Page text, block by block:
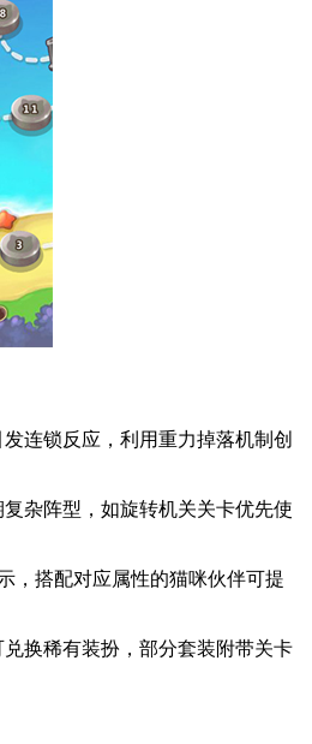
连锁反应，利用重力掉落机制创
杂阵型，如旋转机关关卡优先使
，搭配对应属性的猫咪伙伴可提
换稀有装扮，部分套装附带关卡